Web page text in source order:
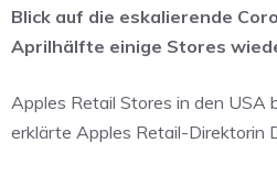
Blick auf die eskalierende
Aprilhälfte einige Stores
Apples Retail Stores in den USA
erklärte Apples Retail-Direktorin